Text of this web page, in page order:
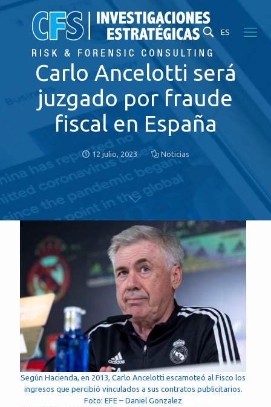
ES
Carlo Ancelotti será
juzgado por fraude
fiscal en España
12 julio, 2023 Noticias
Según Hacienda, en 2013, Carlo Ancelotti escamoteó al Fisco los
ingresos que percibió vinculados a sus contratos publicitarios.
Foto: EFE – Daniel Gonzalez